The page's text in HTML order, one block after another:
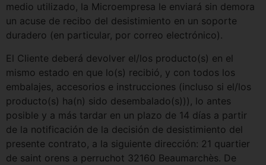
medio utilizado, la Microempresa le enviará sin demora
un acuse de recibo del desistimiento en un soporte
duradero (en particular, por correo electrónico).
El Cliente deberá devolver el/los producto(s) en el
mismo estado en que lo(s) recibió, y con todos los
embalajes, accesorios e instrucciones (incluso si el/los
producto(s) ha(n) sido desembalado(s))), lo antes
posible y a más tardar en un plazo de 14 días a partir
de la notificación de la decisión de desistimiento del
presente contrato, a la siguiente dirección: 21 quartier
de saint orens a perruchot 32160 Beaumarchès. De